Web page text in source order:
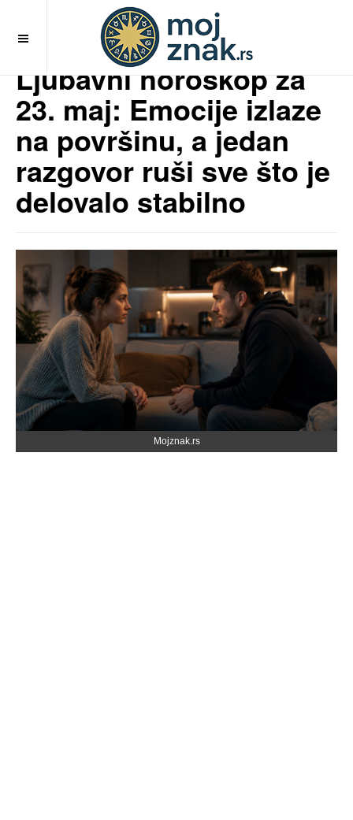
Ljubavni horoskop za
23. maj: Emocije izlaze
na površinu, a jedan
razgovor ruši sve što je
delovalo stabilno
Mojznak.rs